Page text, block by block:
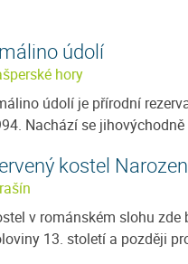
údolí
hory
údolí je přírodní
Nachází se
kostel
v románském slohu zde
13. století a později